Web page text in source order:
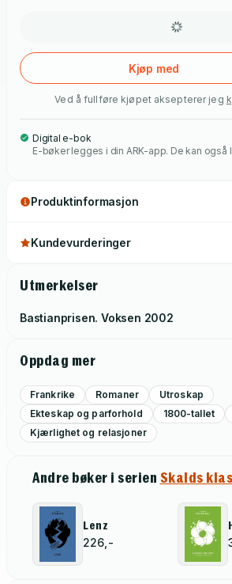
samstundes som han blir nemnd som
finstemd skrivestil, og har vore kalla ein
perfeksjonistar. Med debut-romanen
fekk Flaubert sitt store litterære
Kjøp med
Ved å fullføre kjøpet aksepterer jeg
Digital e-bok
E-bøker legges i din ARK-app. De kan også
Produktinformasjon
Kundevurderinger
Utmerkelser
Bastianprisen. Voksen 2002
Oppdag mer
Frankrike Romaner
Utroskap
Ekteskap og parforhold
1800-tallet
Kjærlighet og relasjoner
Andre bøker i serien Skalds
Lenz
226,-